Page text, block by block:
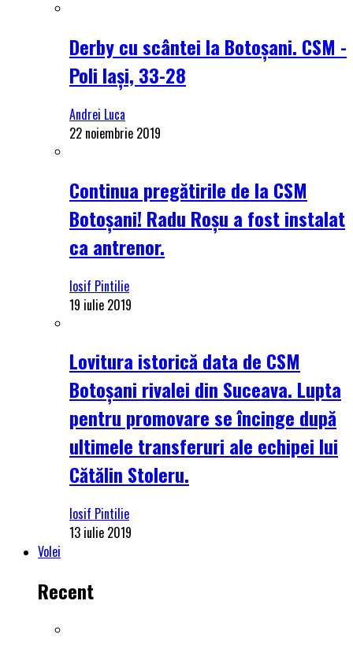
Derby cu scântei la Botoșani. CSM -
Poli Iași, 33-28
Andrei Luca
22 noiembrie 2019
Continua pregătirile de la CSM
Botoșani! Radu Roșu a fost instalat
ca antrenor.
Iosif Pintilie
19 iulie 2019
Lovitura istorică data de CSM
Botoșani rivalei din Suceava. Lupta
pentru promovare se încinge după
ultimele transferuri ale echipei lui
Cătălin Stoleru.
Iosif Pintilie
13 iulie 2019
Volei
Recent